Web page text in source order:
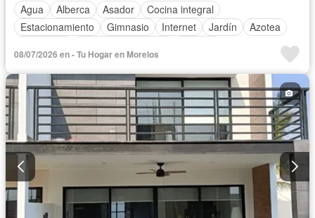
Agua
Alberca Asador
Cocina integral
Estacionamiento
Gimnasio Internet Jardín
Azotea
Vista panorámica
Wifi
08/07/2026 en - Tu Hogar en Morelos